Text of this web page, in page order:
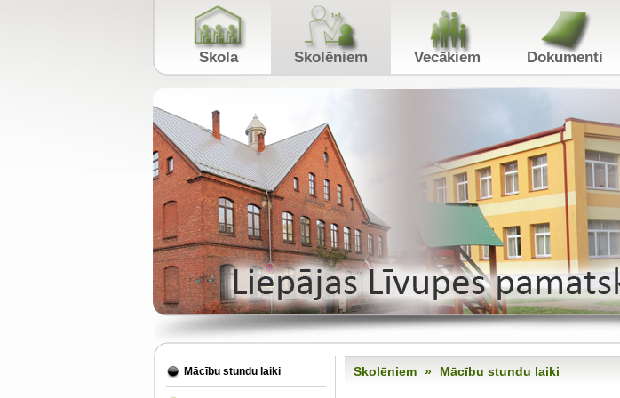
Skola Skolēniem Vecākiem Dokumenti
Mācību stundu laiki Skolēniem » Mācību stundu laiki